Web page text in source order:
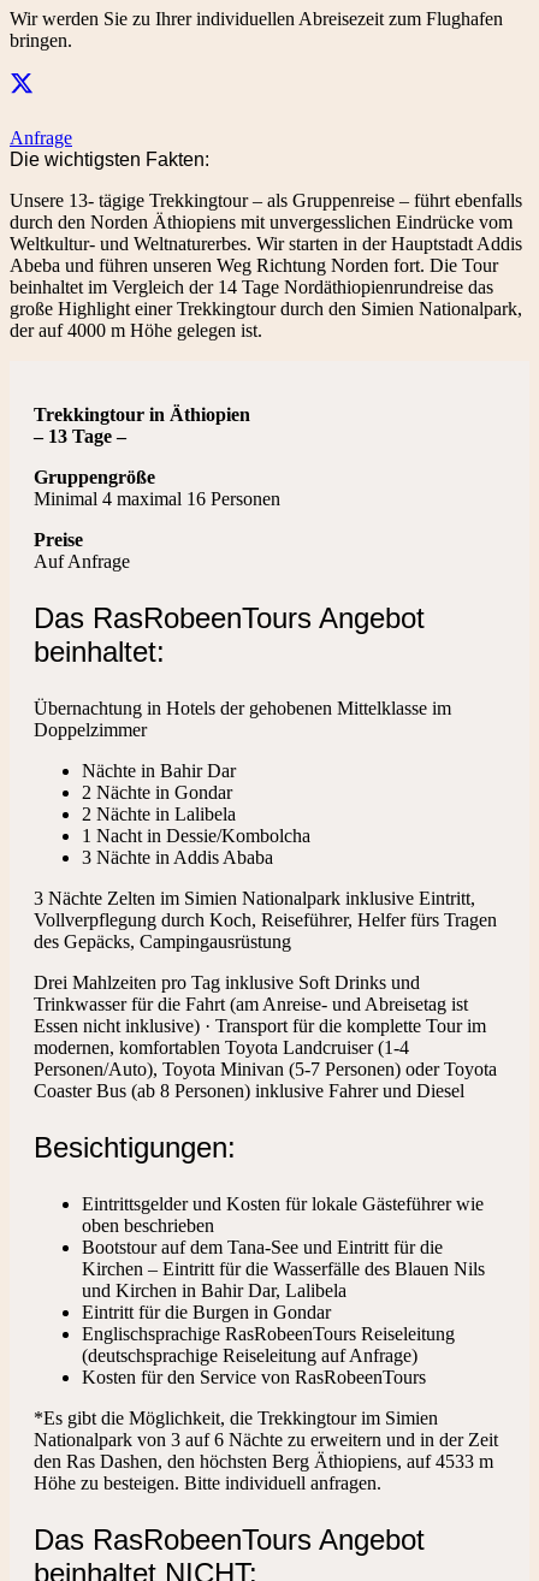
Wir werden Sie zu Ihrer individuellen Abreisezeit zum Flughafen
bringen.
Anfrage
Die wichtigsten Fakten:
Unsere 13- tägige Trekkingtour – als Gruppenreise – führt ebenfalls
durch den Norden Äthiopiens mit unvergesslichen Eindrücke vom
Weltkultur- und Weltnaturerbes. Wir starten in der Hauptstadt Addis
Abeba und führen unseren Weg Richtung Norden fort. Die Tour
beinhaltet im Vergleich der 14 Tage Nordäthiopienrundreise das
große Highlight einer Trekkingtour durch den Simien Nationalpark,
der auf 4000 m Höhe gelegen ist.
Trekkingtour in Äthiopien
– 13 Tage –
Gruppengröße
Minimal 4 maximal 16 Personen
Preise
Auf Anfrage
Das RasRobeenTours Angebot
beinhaltet:
Übernachtung in Hotels der gehobenen Mittelklasse im
Doppelzimmer
Nächte in Bahir Dar
2 Nächte in Gondar
2 Nächte in Lalibela
1 Nacht in Dessie/Kombolcha
3 Nächte in Addis Ababa
3 Nächte Zelten im Simien Nationalpark inklusive Eintritt,
Vollverpflegung durch Koch, Reiseführer, Helfer fürs Tragen
des Gepäcks, Campingausrüstung
Drei Mahlzeiten pro Tag inklusive Soft Drinks und
Trinkwasser für die Fahrt (am Anreise- und Abreisetag ist
Essen nicht inklusive) · Transport für die komplette Tour im
modernen, komfortablen Toyota Landcruiser (1-4
Personen/Auto), Toyota Minivan (5-7 Personen) oder Toyota
Coaster Bus (ab 8 Personen) inklusive Fahrer und Diesel
Besichtigungen:
Eintrittsgelder und Kosten für lokale Gästeführer wie
oben beschrieben
Bootstour auf dem Tana-See und Eintritt für die
Kirchen – Eintritt für die Wasserfälle des Blauen Nils
und Kirchen in Bahir Dar, Lalibela
Eintritt für die Burgen in Gondar
Englischsprachige RasRobeenTours Reiseleitung
(deutschsprachige Reiseleitung auf Anfrage)
Kosten für den Service von RasRobeenTours
*Es gibt die Möglichkeit, die Trekkingtour im Simien
Nationalpark von 3 auf 6 Nächte zu erweitern und in der Zeit
den Ras Dashen, den höchsten Berg Äthiopiens, auf 4533 m
Höhe zu besteigen. Bitte individuell anfragen.
Das RasRobeenTours Angebot
beinhaltet NICHT: